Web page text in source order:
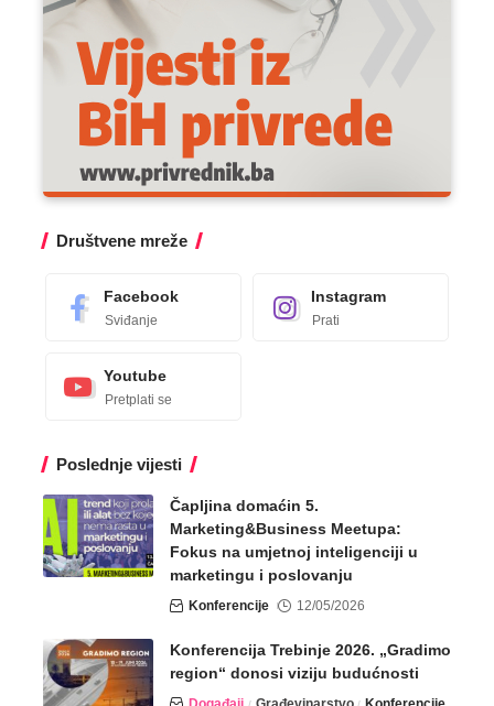
Društvene mreže
Facebook
Sviđanje
Instagram
Prati
Youtube
Pretplati se
Poslednje vijesti
Čapljina domaćin 5.
Marketing&Business Meetupa:
Fokus na umjetnoj inteligenciji u
marketingu i poslovanju
Konferencije 12/05/2026
Konferencija Trebinje 2026. „Gradimo
region“ donosi viziju budućnosti